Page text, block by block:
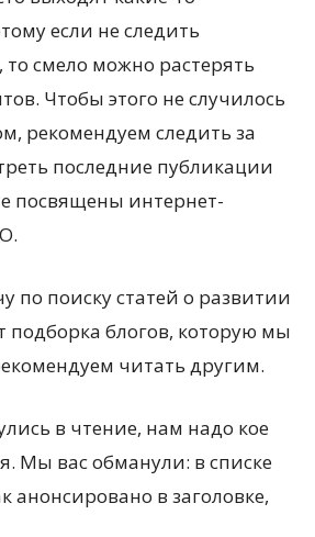
если не следить
смело можно растерять
Чтобы этого не случилось
рекомендуем следить за
последние публикации
посвящены интернет-
по поиску статей о развитии
подборка блогов, которую мы
читать другим.
в чтение, нам надо кое
Мы вас обманули: в списке
анонсировано в заголовке,